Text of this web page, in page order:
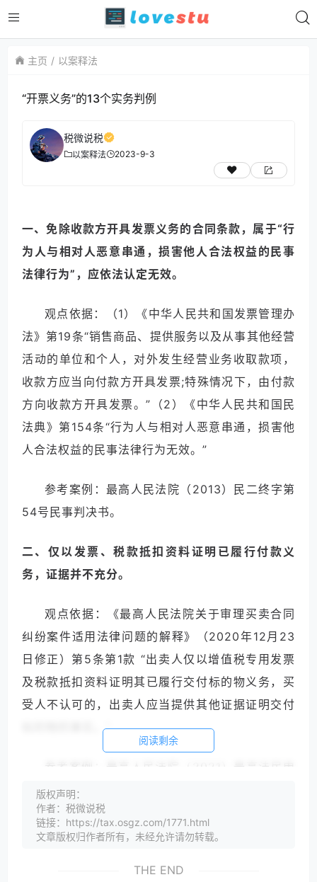
主页 以案释法
“开票义务”的13个实务判例
税微说税
以案释法 2023-9-3
一、免除收款方开具发票义务的合同条款，属于“行
为人与相对人恶意串通，损害他人合法权益的民事
法律行为”，应依法认定无效。
观点依据：（1）《中华人民共和国发票管理办
法》第19条“销售商品、提供服务以及从事其他经营
活动的单位和个人，对外发生经营业务收取款项，
收款方应当向付款方开具发票;特殊情况下，由付款
方向收款方开具发票。”（2）《中华人民共和国民
法典》第154条“行为人与相对人恶意串通，损害他
人合法权益的民事法律行为无效。”
参考案例：最高人民法院（2013）民二终字第
54号民事判决书。
二、仅以发票、税款抵扣资料证明已履行付款义
务，证据并不充分。
观点依据：《最高人民法院关于审理买卖合同
纠纷案件适用法律问题的解释》（2020年12月23
日修正）第5条第1款 “出卖人仅以增值税专用发票
及税款抵扣资料证明其已履行交付标的物义务，买
受人不认可的，出卖人应当提供其他证据证明交付
标的物的事实。”
参考案例：最高人民法院（2021）最高法民申
2093号民事裁定书、（2018）最高法民申712号民
事裁定书。
作为付款凭证的前提下，可以证明已履行了付款义
阅读剩余
版权声明：
作者：税微说税
链接：https://tax.osgz.com/1771.html
文章版权归作者所有，未经允许请勿转载。
THE END